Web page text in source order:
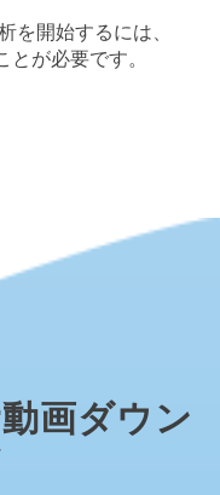
を開始するには、
が必要です。
画ダウン